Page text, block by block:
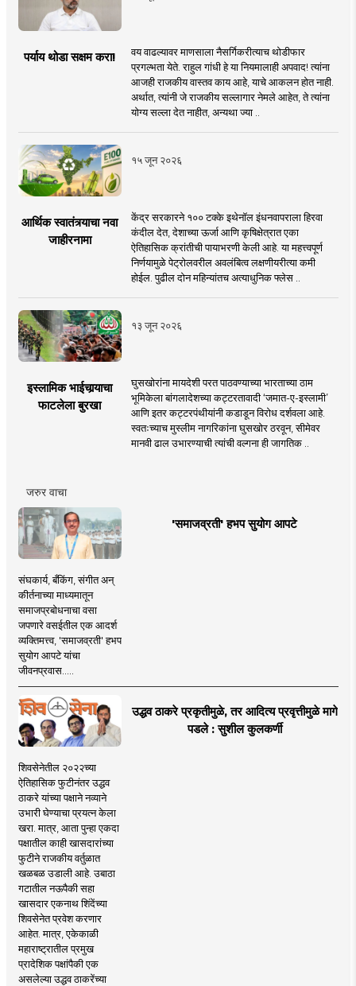
पर्याय थोडा सक्षम करा!
वय वाढल्यावर माणसाला नैसर्गिकरीत्याच थोडीफार
प्रगल्भता येते. राहुल गांधी हे या नियमालाही अपवाद! त्यांना
आजही राजकीय वास्तव काय आहे, याचे आकलन होत नाही.
अर्थात, त्यांनी जे राजकीय सल्लागार नेमले आहेत, ते त्यांना
योग्य सल्ला देत नाहीत, अन्यथा ज्या ..
१५ जून २०२६
आर्थिक स्वातंत्र्याचा नवा
जाहीरनामा
केंद्र सरकारने १०० टक्के इथेनॉल इंधनवापराला हिरवा
कंदील देत, देशाच्या ऊर्जा आणि कृषिक्षेत्रात एका
ऐतिहासिक क्रांतीची पायाभरणी केली आहे. या महत्त्वपूर्ण
निर्णयामुळे पेट्रोलवरील अवलंबित्व लक्षणीयरीत्या कमी
होईल. पुढील दोन महिन्यांतच अत्याधुनिक फ्लेस ..
१३ जून २०२६
इस्लामिक भाईचार्‍याचा
फाटलेला बुरखा
घुसखोरांना मायदेशी परत पाठवण्याच्या भारताच्या ठाम
भूमिकेला बांगलादेशच्या कट्टरतावादी ‘जमात-ए-इस्लामी’
आणि इतर कट्टरपंथीयांनी कडाडून विरोध दर्शवला आहे.
स्वतःच्याच मुस्लीम नागरिकांना घुसखोर ठरवून, सीमेवर
मानवी ढाल उभारण्याची त्यांची वल्गना ही जागतिक ..
जरुर वाचा
'समाजव्रती' हभप सुयोग आपटे
संघकार्य, बँकिंग, संगीत अन्
कीर्तनाच्या माध्यमातून
समाजप्रबोधनाचा वसा
जपणारे वसईतील एक आदर्श
व्यक्तिमत्त्व, 'समाजव्रती' हभप
सुयोग आपटे यांचा
जीवनप्रवास.....
उद्धव ठाकरे प्रकृतीमुळे, तर आदित्य प्रवृत्तीमुळे मागे
पडले : सुशील कुलकर्णी
शिवसेनेतील २०२२च्या
ऐतिहासिक फुटीनंतर उद्धव
ठाकरे यांच्या पक्षाने नव्याने
उभारी घेण्याचा प्रयत्न केला
खरा. मात्र, आता पुन्हा एकदा
पक्षातील काही खासदारांच्या
फुटीने राजकीय वर्तुळात
खळबळ उडाली आहे. उबाठा
गटातील नऊपैकी सहा
खासदार एकनाथ शिंदेंच्या
शिवसेनेत प्रवेश करणार
आहेत. मात्र, एकेकाळी
महाराष्ट्रातील प्रमुख
प्रादेशिक पक्षांपैकी एक
असलेल्या उद्धव ठाकरेंच्या